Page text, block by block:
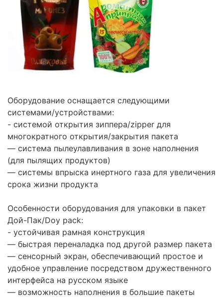
Оборудование оснащается следующими
системами/устройствами:
- системой открытия зиппера/zipper для
многократного открытия/закрытия пакета
— система пылеулавливания в зоне наполнения
(для пылящих продуктов)
— системы впрыска инертного газа для увеличения
срока жизни продукта
Особенности оборудования для упаковки в пакет
Дой-Пак/Doy pack:
- устойчивая рамная конструкция
— быстрая переналадка под другой размер пакета
— сенсорный экран, обеспечивающий простое и
удобное управление посредством дружественного
интерфейса на русском языке
— возможность наполнения в большие пакеты